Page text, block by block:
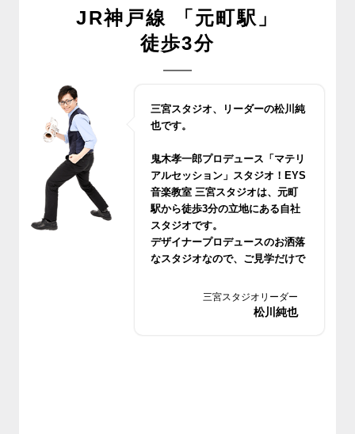
JR神戸線 「元町駅」
徒歩3分
三宮スタジオ、リーダーの松川純
也です。
鬼木孝一郎プロデュース「マテリ
アルセッション」スタジオ！EYS
音楽教室 三宮スタジオは、元町
駅から徒歩3分の立地にある自社
スタジオです。
デザイナープロデュースのお洒落
なスタジオなので、ご見学だけで
三宮スタジオリーダー
松川純也